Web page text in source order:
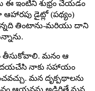
ఈ ఇంటిని శుభ్రం చేయడం
ఆహారపు డైట్లో (పథ్యం)
తింటాను-మరియు దాని
తీసుకోవాలి. మనం ఆ
దయచేసి నాకు సహాయం
మన దృక్పథాలను